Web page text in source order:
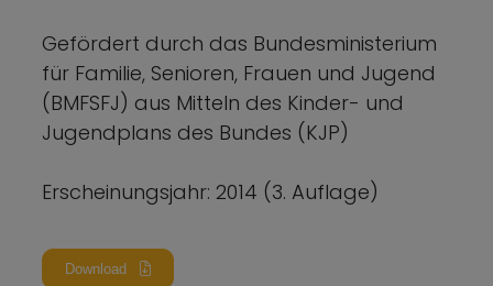
Gefördert durch das Bundesministerium
für Familie, Senioren, Frauen und Jugend
(BMFSFJ) aus Mitteln des Kinder- und
Jugendplans des Bundes (KJP)
Erscheinungsjahr: 2014 (3. Auflage)
Download